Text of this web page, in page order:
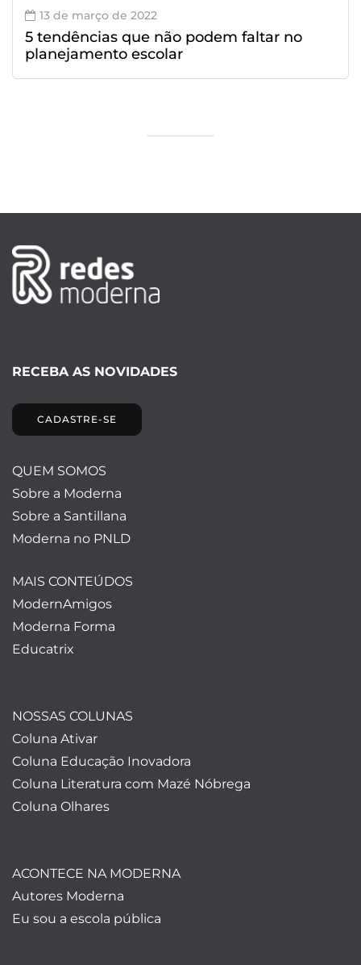
13 de março de 2022
5 tendências que não podem faltar no
planejamento escolar
RECEBA AS NOVIDADES
CADASTRE-SE
QUEM SOMOS
Sobre a Moderna
Sobre a Santillana
Moderna no PNLD
MAIS CONTEÚDOS
ModernAmigos
Moderna Forma
Educatrix
NOSSAS COLUNAS
Coluna Ativar
Coluna Educação Inovadora
Coluna Literatura com Mazé Nóbrega
Coluna Olhares
ACONTECE NA MODERNA
Autores Moderna
Eu sou a escola pública